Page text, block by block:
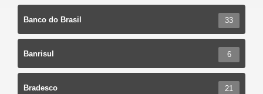
Banco do Brasil 33
Banrisul 6
Bradesco 21